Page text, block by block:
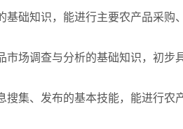
础知识，能进行主要农产品采购
场调查与分析的基础知识，初步
集、发布的基本技能，能进行农产